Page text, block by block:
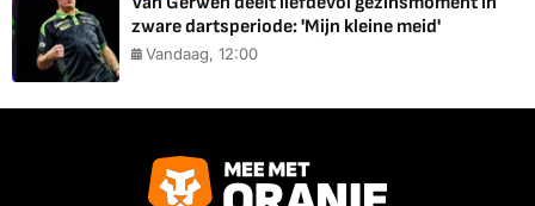
zware dartsperiode: 'Mijn kleine meid'
Vandaag, 12:00